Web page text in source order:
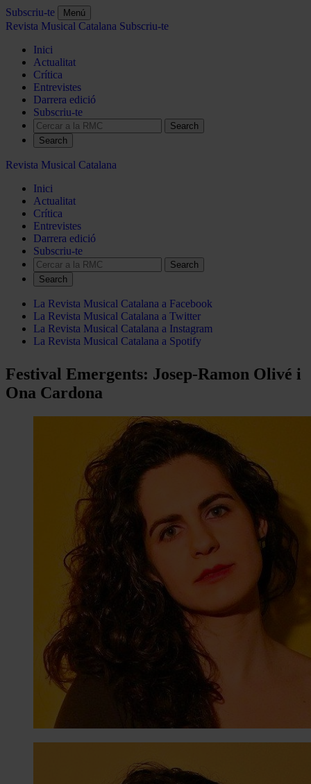
Subscriu-te Menú
Revista Musical Catalana Subscriu-te
Inici
Actualitat
Crítica
Entrevistes
Darrera edició
Subscriu-te
Search
Revista Musical Catalana
Inici
Actualitat
Crítica
Entrevistes
Darrera edició
Subscriu-te
Search
La Revista Musical Catalana a Facebook
La Revista Musical Catalana a Twitter
La Revista Musical Catalana a Instagram
La Revista Musical Catalana a Spotify
Festival Emergents: Josep-Ramon Olivé i
Ona Cardona